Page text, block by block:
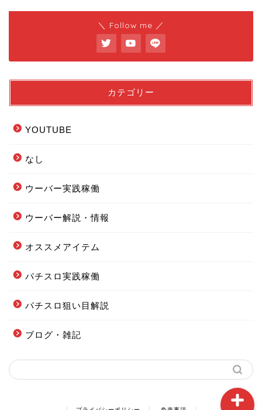
＼ Follow me ／
カテゴリー
YOUTUBE
なし
ウーバー実践稼働
ウーバー解説・情報
オススメアイテム
パチスロ実践稼働
パチスロ狙い目解説
ブログ・雑記
フーデリの始め方まとめ
配達オススメグッズまとめ